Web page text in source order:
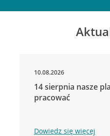
10.08.2026
14 sierpnia nasze
pracować
Dowiedz się więcej